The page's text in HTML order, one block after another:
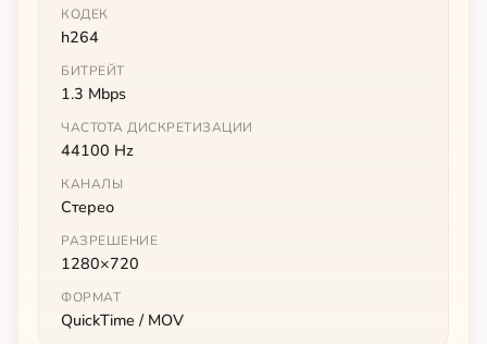
КОДЕК
h264
БИТРЕЙТ
1.3 Mbps
ЧАСТОТА ДИСКРЕТИЗАЦИИ
44100 Hz
КАНАЛЫ
Стерео
РАЗРЕШЕНИЕ
1280×720
ФОРМАТ
QuickTime / MOV